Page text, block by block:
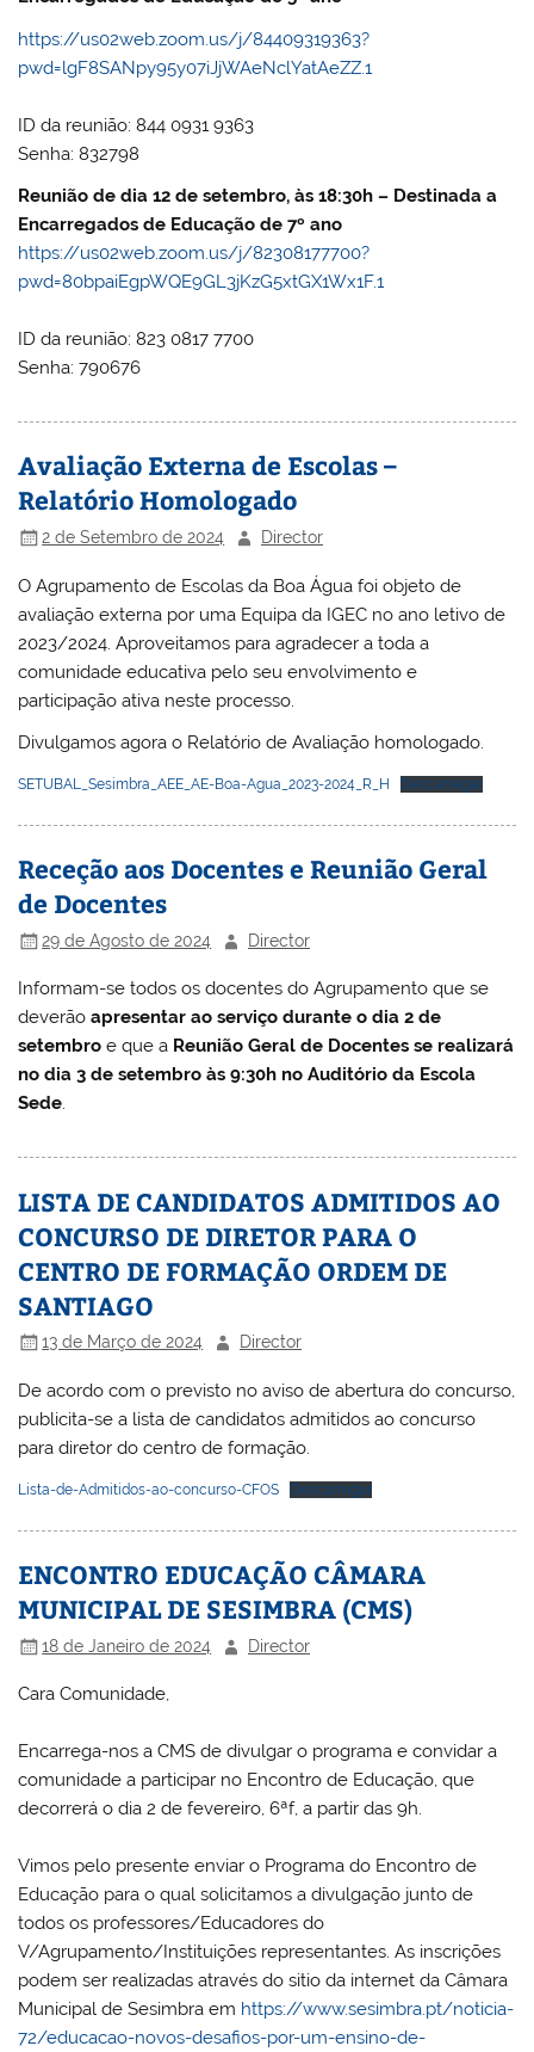
https://us02web.zoom.us/j/84409319363?
pwd=lgF8SANpy95y07iJjWAeNclYatAeZZ.1
ID da reunião: 844 0931 9363
Senha: 832798
Reunião de dia 12 de setembro, às 18:30h – Destinada a
Encarregados de Educação de 7º ano
https://us02web.zoom.us/j/82308177700?
pwd=80bpaiEgpWQE9GL3jKzG5xtGX1Wx1F.1
ID da reunião: 823 0817 7700
Senha: 790676
Avaliação Externa de Escolas –
Relatório Homologado
2 de Setembro de 2024 Director
O Agrupamento de Escolas da Boa Água foi objeto de
avaliação externa por uma Equipa da IGEC no ano letivo de
2023/2024. Aproveitamos para agradecer a toda a
comunidade educativa pelo seu envolvimento e
participação ativa neste processo.
Divulgamos agora o Relatório de Avaliação homologado.
SETUBAL_Sesimbra_AEE_AE-Boa-Agua_2023-2024_R_H Descarregar
Receção aos Docentes e Reunião Geral
de Docentes
29 de Agosto de 2024 Director
Informam-se todos os docentes do Agrupamento que se
deverãoapresentar ao serviço durante o dia 2 de
setembro e que a Reunião Geral de Docentes se realizará
no dia 3 de setembro às 9:30h no Auditório da Escola
Sede.
LISTA DE CANDIDATOS ADMITIDOS AO
CONCURSO DE DIRETOR PARA O
CENTRO DE FORMAÇÃO ORDEM DE
SANTIAGO
13 de Março de 2024 Director
De acordo com o previsto no aviso de abertura do concurso,
publicita-se a lista de candidatos admitidos ao concurso
para diretor do centro de formação.
Lista-de-Admitidos-ao-concurso-CFOS Descarregar
ENCONTRO EDUCAÇÃO CÂMARA
MUNICIPAL DE SESIMBRA (CMS)
18 de Janeiro de 2024 Director
Cara Comunidade,
Encarrega-nos a CMS de divulgar o programa e convidar a
comunidade a participar no Encontro de Educação, que
decorrerá o dia 2 de fevereiro, 6ªf, a partir das 9h.
Vimos pelo presente enviar o Programa do Encontro de
Educação para o qual solicitamos a divulgação junto de
todos os professores/Educadores do
V/Agrupamento/Instituições representantes. As inscrições
podem ser realizadas através do sitio da internet da Câmara
Municipal de Sesimbra em https://www.sesimbra.pt/noticia-
72/educacao-novos-desafios-por-um-ensino-de-